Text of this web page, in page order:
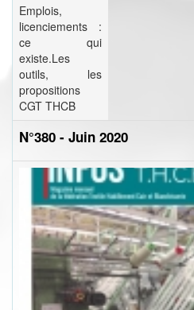
Emplois,
licenciements :
ce qui
existe.Les
outils, les
propositions
CGT THCB
N°380 - Juin 2020